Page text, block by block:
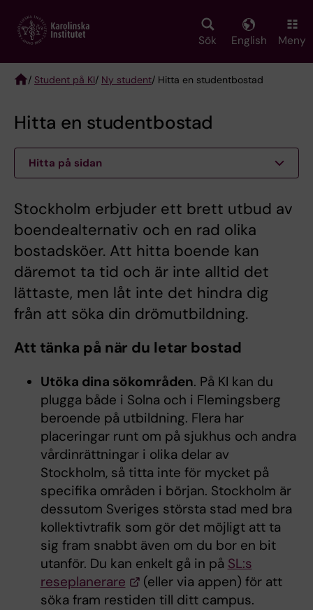
main
Sök English Meny
/ Student på KI/ Ny student/ Hitta en studentbostad
Hitta en studentbostad
Hitta på sidan
Stockholm erbjuder ett brett utbud av
boendealternativ och en rad olika
bostadsköer. Att hitta boende kan
däremot ta tid och är inte alltid det
lättaste, men låt inte det hindra dig
från att söka din drömutbildning.
Att tänka på när du letar bostad
Utöka dina sökområden. På KI kan du
plugga både i Solna och i Flemingsberg
beroende på utbildning. Flera har
placeringar runt om på sjukhus och andra
vårdinrättningar i olika delar av
Stockholm, så titta inte för mycket på
specifika områden i början. Stockholm är
dessutom Sveriges största stad med bra
kollektivtrafik som gör det möjligt att ta
sig fram snabbt även om du bor en bit
utanför. Du kan enkelt gå in på SL:s
reseplanerare
(eller via appen) för att
söka fram restiden till ditt campus.